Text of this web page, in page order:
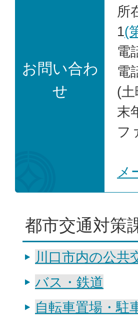
お問い合わ
せ
所
1(
電
電
(
末
フ
メ
都市交通対策
川口市内の公共
バス・鉄道
自転車置場・駐